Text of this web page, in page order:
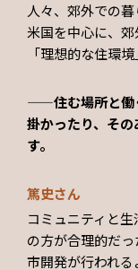
人々、郊外での
米国を中心に、
「理想的な住環
——住む場所と働
掛かったり、そ
す。
篤史さん
コミュニティと
の方が合理的だ
市開発が行われ